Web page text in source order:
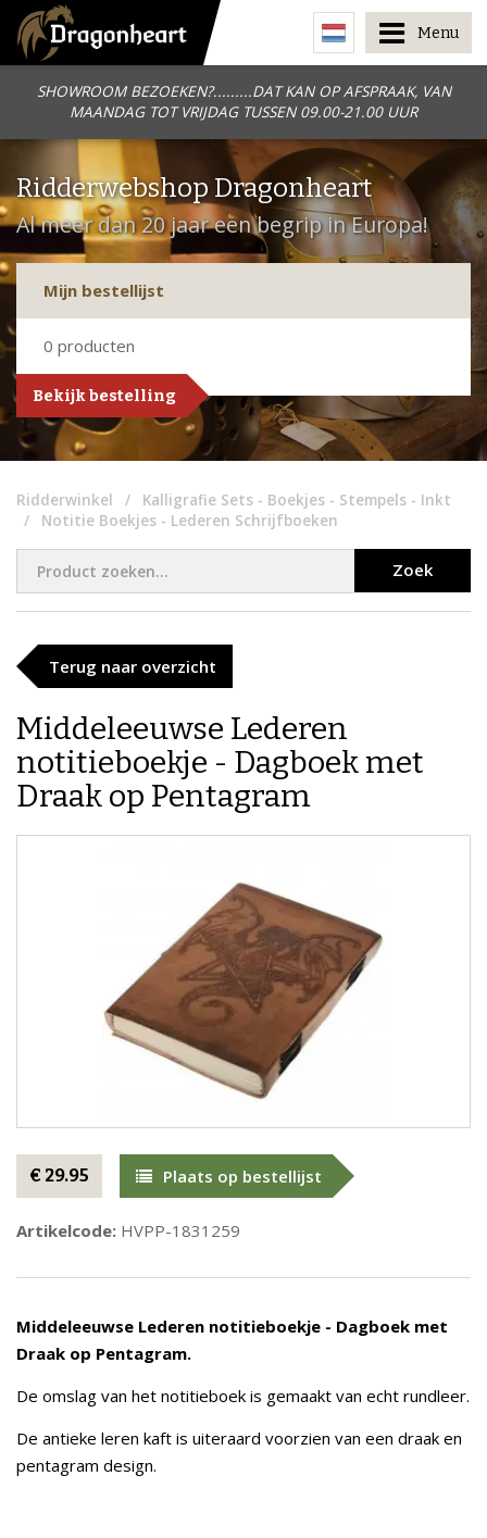
SHOWROOM BEZOEKEN?.........DAT KAN OP AFSPRAAK, VAN
MAANDAG TOT VRIJDAG TUSSEN 09.00-21.00 UUR
Menu
Ridderwebshop Dragonheart
Al meer dan 20 jaar een begrip in Europa!
Mijn bestellijst
0 producten
Bekijk bestelling
Ridderwinkel
Kalligrafie Sets - Boekjes - Stempels - Inkt
Notitie Boekjes - Lederen Schrijfboeken
Zoek
Terug naar overzicht
Middeleeuwse Lederen
notitieboekje - Dagboek met
Draak op Pentagram
€ 29.95 Plaats op bestellijst
Artikelcode: HVPP-1831259
Middeleeuwse Lederen notitieboekje - Dagboek met
Draak op Pentagram.
De omslag van het notitieboek is gemaakt van echt rundleer.
De antieke leren kaft is uiteraard voorzien van een draak en
pentagram design.